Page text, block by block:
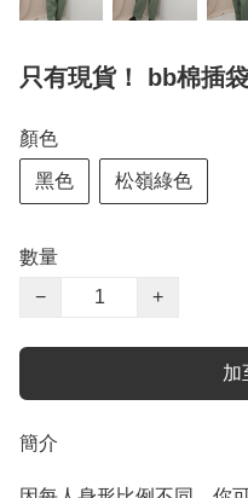
只有現貨！ bb棉插
顏色
黑色 松嶺綠色
數量
−
+
加
簡介